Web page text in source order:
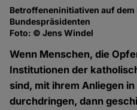
Betroffeneninitiativen auf dem
Bundespräsidenten
Foto: © Jens Windel
Wenn Menschen, die
Institutionen der
sind, mit ihrem Anliegen
durchdringen, dann